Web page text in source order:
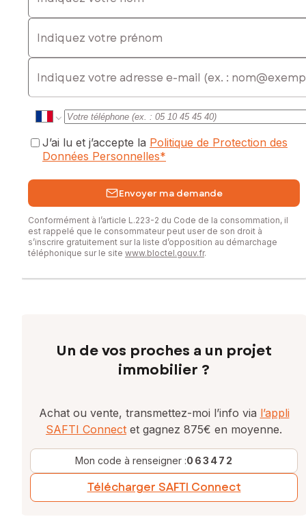
commercial immatriculé au RSAC de CARCASSONNE sous le
numéro 529 088 031
Indiquez votre prénom
E-mail
J’ai lu et j’accepte la Politique de Protection des
Données Personnelles*
Envoyer ma demande
Conformément à l’article L.223-2 du Code de la consommation, il
est rappelé que le consommateur peut user de son droit à
s’inscrire gratuitement sur la liste d’opposition au démarchage
téléphonique sur le site www.bloctel.gouv.fr.
Un de vos proches a un projet
immobilier ?
Achat ou vente, transmettez-moi l’info via l’appli
SAFTI Connect et gagnez 875€ en moyenne.
Mon code à renseigner :063472
Télécharger SAFTI Connect